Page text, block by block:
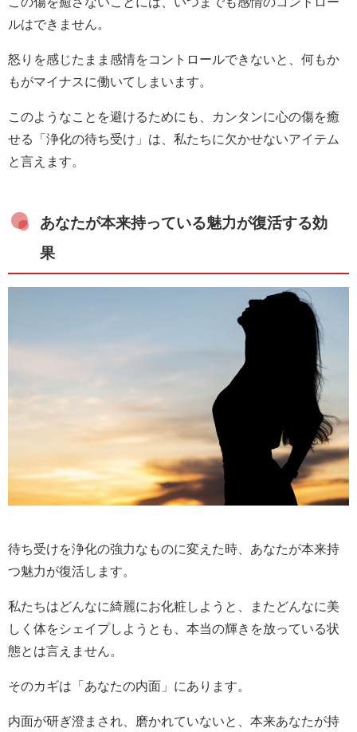
ルはできません。
怒りを感じたまま感情をコントロールできないと、何もか
もがマイナスに働いてしまいます。
このようなことを避けるためにも、カンタンに心の傷を癒
せる「浄化の待ち受け」は、私たちに欠かせないアイテム
と言えます。
あなたが本来持っている魅力が復活する効
果
待ち受けを浄化の強力なものに変えた時、あなたが本来持
つ魅力が復活します。
私たちはどんなに綺麗にお化粧しようと、またどんなに美
しく体をシェイプしようとも、本当の輝きを放っている状
態とは言えません。
そのカギは「あなたの内面」にあります。
内面が研ぎ澄まされ、磨かれていないと、本来あなたが持